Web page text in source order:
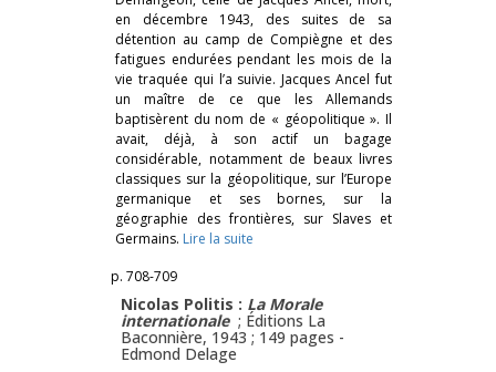
en décembre 1943, des suites de sa
détention au camp de Compiègne et des
fatigues endurées pendant les mois de la
vie traquée qui l’a suivie. Jacques Ancel fut
un maître de ce que les Allemands
baptisèrent du nom de « géopolitique ». Il
avait, déjà, à son actif un bagage
considérable, notamment de beaux livres
classiques sur la géopolitique, sur l’Europe
germanique et ses bornes, sur la
géographie des frontières, sur Slaves et
Germains. Lire la suite
p. 708-709
Nicolas Politis : La Morale
internationale ; Éditions La
Baconnière, 1943 ; 149 pages -
Edmond Delage